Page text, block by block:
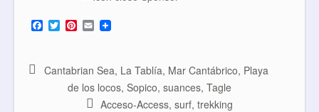
F
a
b
T
w
t
P
e
r
e
E
m
Cantabrian Sea, La Tablía, Mar Cantábrico, Playa
de los locos, Sopico, suances, Tagle
Acceso-Access, surf, trekking